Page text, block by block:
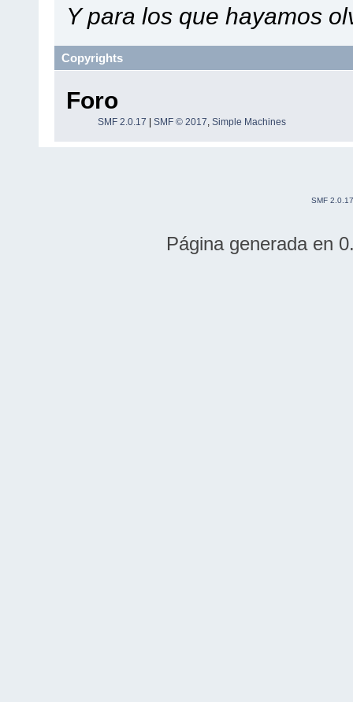
Y para los que hayamos
Copyrights
Foro
SMF 2.0.17 | SMF © 2017 Simple Machines
SMF 2.0.17
Página generada en